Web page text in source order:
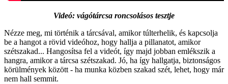
Videó: vágótárcsa roncsolásos tesztje
Nézze meg, mi történik a tárcsával, amikor túlterhelik, és kapcsolja
be a hangot a rövid videóhoz, hogy hallja a pillanatot, amikor
szétszakad... Hangosítsa fel a videót, így majd jobban emlékszik a
hangra, amikor a tárcsa szétszakad. Jó, ha így hallgatja, biztonságos
körülmények között - ha munka közben szakad szét, lehet, hogy már
nem hall semmit.